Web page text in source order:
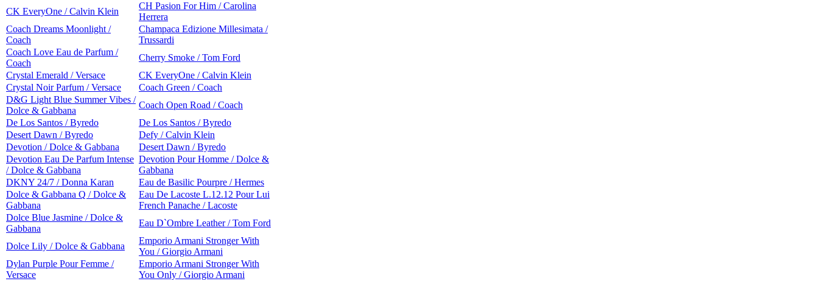
CK EveryOne / Calvin Klein
CH Pasion For Him / Carolina
Herrera
Coach Dreams Moonlight /
Coach
Champaca Edizione Millesimata /
Trussardi
Coach Love Eau de Parfum /
Coach
Cherry Smoke / Tom Ford
Crystal Emerald / Versace
CK EveryOne / Calvin Klein
Crystal Noir Parfum / Versace
Coach Green / Coach
D&G Light Blue Summer Vibes /
Dolce & Gabbana
Coach Open Road / Coach
De Los Santos / Byredo
De Los Santos / Byredo
Desert Dawn / Byredo
Defy / Calvin Klein
Devotion / Dolce & Gabbana
Desert Dawn / Byredo
Devotion Eau De Parfum Intense
/ Dolce & Gabbana
Devotion Pour Homme / Dolce &
Gabbana
DKNY 24/7 / Donna Karan
Eau de Basilic Pourpre / Hermes
Dolce & Gabbana Q / Dolce &
Gabbana
Eau De Lacoste L.12.12 Pour Lui
French Panache / Lacoste
Dolce Blue Jasmine / Dolce &
Gabbana
Eau D`Ombre Leather / Tom Ford
Dolce Lily / Dolce & Gabbana
Emporio Armani Stronger With
You / Giorgio Armani
Dylan Purple Pour Femme /
Versace
Emporio Armani Stronger With
You Only / Giorgio Armani